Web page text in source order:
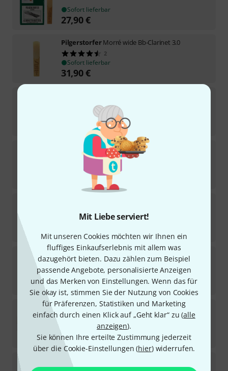
Mit Liebe serviert!
Mit unseren Cookies möchten wir Ihnen ein
fluffiges Einkaufserlebnis mit allem was
dazugehört bieten. Dazu zählen zum Beispiel
passende Angebote, personalisierte Anzeigen
und das Merken von Einstellungen. Wenn das für
Sie okay ist, stimmen Sie der Nutzung von Cookies
für Präferenzen, Statistiken und Marketing
einfach durch einen Klick auf „Geht klar“ zu (alle
anzeigen).
Sie können Ihre erteilte Zustimmung jederzeit
über die Cookie-Einstellungen (hier) widerrufen.
Sofort lieferbar
27,90€
PilgerstorferMorré wide Bb-Clarinet 3.0
2
Sofort lieferbar
31,90€
1
Sofort lieferbar
PilgerstorferMorré Bass Clarinet 2.5
1
Sofort lieferbar
2
Sofort lieferbar
€
Pilgerstorfer Classic Bb-Clarinet 1.5
Sofort lieferbar
27,90 €
Pilgerstorfer Classic wide Bb-Clarinet 2.0
1
Sofort lieferbar
27,90€
Pilgerstorfer